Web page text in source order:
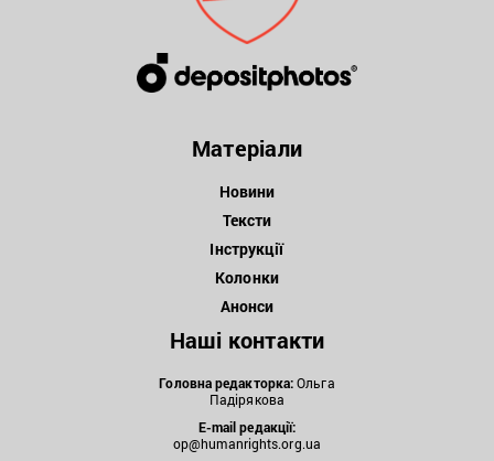
Матеріали
Новини
Тексти
Інструкції
Колонки
Анонси
Наші контакти
Головна редакторка:Ольга
Падірякова
E-mail редакції:
op@humanrights.org.ua